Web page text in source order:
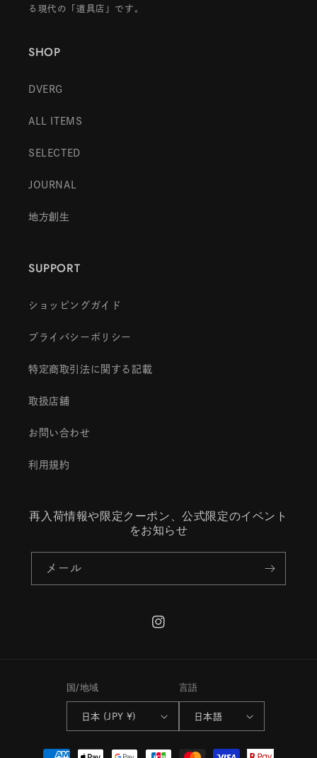
る現代の「道具店」です。
SHOP
DVERG
ALL ITEMS
SELECTED
JOURNAL
地方創生
SUPPORT
ショッピングガイド
プライバシーポリシー
特定商取引法に関する記載
取扱店舗
お問い合わせ
利用規約
再入荷情報や限定クーポン、公式限定のイベント
をお知らせ
メール
Instagram
国/地域
日本 (JPY ¥)
言語
日本語